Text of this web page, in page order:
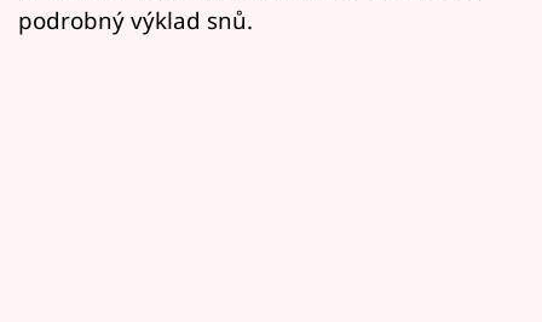
Mámy sobě
podrobný výklad snů.